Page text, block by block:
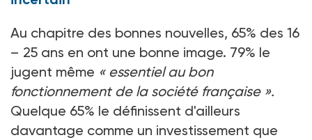
Au chapitre des bonnes nouvelles, 65% des 16
– 25 ans en ont une bonne image. 79% le
jugent même « essentiel au bon
fonctionnement de la société française ».
Quelque 65% le définissent d'ailleurs
davantage comme un investissement que